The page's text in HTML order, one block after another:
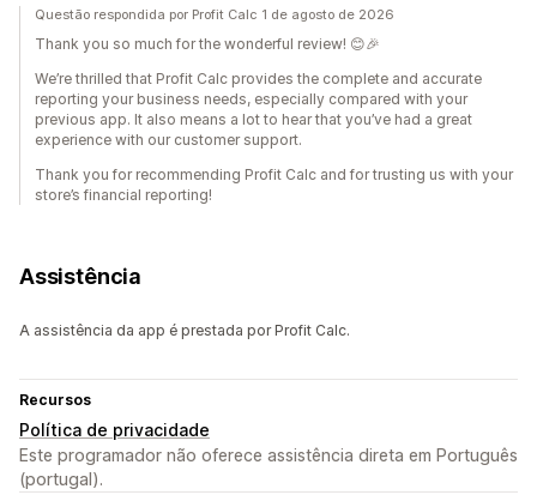
Questão respondida por Profit Calc 1 de agosto de 2026
Thank you so much for the wonderful review! 😊🎉
We’re thrilled that Profit Calc provides the complete and accurate
reporting your business needs, especially compared with your
previous app. It also means a lot to hear that you’ve had a great
experience with our customer support.
Thank you for recommending Profit Calc and for trusting us with your
store’s financial reporting!
Assistência
A assistência da app é prestada por Profit Calc.
Recursos
Política de privacidade
Este programador não oferece assistência direta em Português
(portugal).